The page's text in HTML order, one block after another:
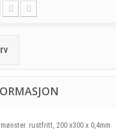
rustfritt, 200 x300 x 0,4mm